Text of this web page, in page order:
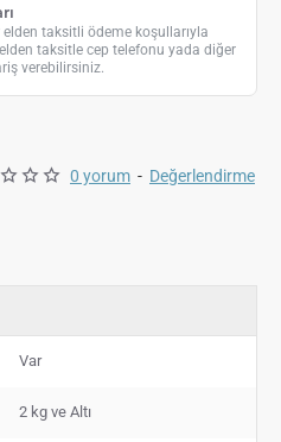
0 yorum - Değerlendirme
taksitli ödeme koşullarıyla
taksitle cep telefonu yada diğer
verebilirsiniz.
Var
2 kg ve Altı